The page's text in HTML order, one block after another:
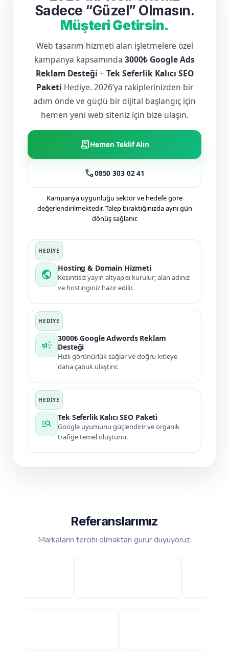
Sadece “Güzel” Olmasın.
Müşteri Getirsin.
Web tasarım hizmeti alan işletmelere özel
kampanya kapsamında 3000₺ Google Ads
Reklam Desteği + Tek Seferlik Kalıcı SEO
Paketi Hediye. 2026’ya rakiplerinizden bir
adım önde ve güçlü bir dijital başlangıç için
hemen yeni web siteniz için bize ulaşın.
receipt_longHemen Teklif Alın
call0850 303 02 41
Kampanya uygunluğu sektör ve hedefe göre
değerlendirilmektedir. Talep bıraktığınızda aynı gün
dönüş sağlanır.
public
Hosting & Domain Hizmeti
Kesintisiz yayın altyapısı kurulur; alan adınız
ve hostinginiz hazır edilir.
campaign
3000₺ Google Adwords Reklam
Desteği
Hızlı görünürlük sağlar ve doğru kitleye
daha çabuk ulaştırır.
manage_search
Tek Seferlik Kalıcı SEO Paketi
Google uyumunu güçlendirir ve organik
trafiğe temel oluşturur.
Referanslarımız
Markaların tercihi olmaktan gurur duyuyoruz.